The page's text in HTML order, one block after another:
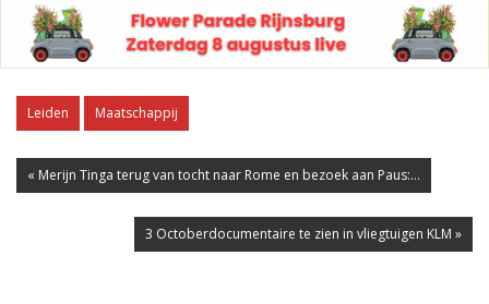
Leiden Maatschappij
« Merijn Tinga terug van tocht naar Rome en bezoek aan Paus:...
3 Octoberdocumentaire te zien in vliegtuigen KLM »